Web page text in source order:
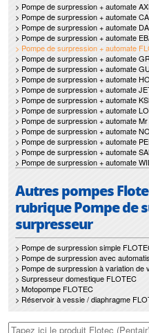
> Pompe de surpression + automate
> Pompe de surpression + automate
> Pompe de surpression + automate
> Pompe de surpression + automate
> Pompe de surpression + automate
> Pompe de surpression + automate
> Pompe de surpression + automate
> Pompe de surpression + automate
> Pompe de surpression + automate
> Pompe de surpression + automate
> Pompe de surpression + automate
> Pompe de surpression + automate
> Pompe de surpression + automate
> Pompe de surpression + automate
> Pompe de surpression + automate
> Pompe de surpression + automate
Autres pompes
rubrique Pompe de
surpresseur
> Pompe de surpression simple
> Pompe de surpression avec
> Pompe de surpression à variation de
> Surpresseur domestique FLOTEC
> Motopompe FLOTEC
> Réservoir à vessie / diaphragme